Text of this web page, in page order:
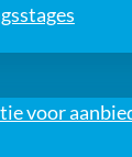
voor